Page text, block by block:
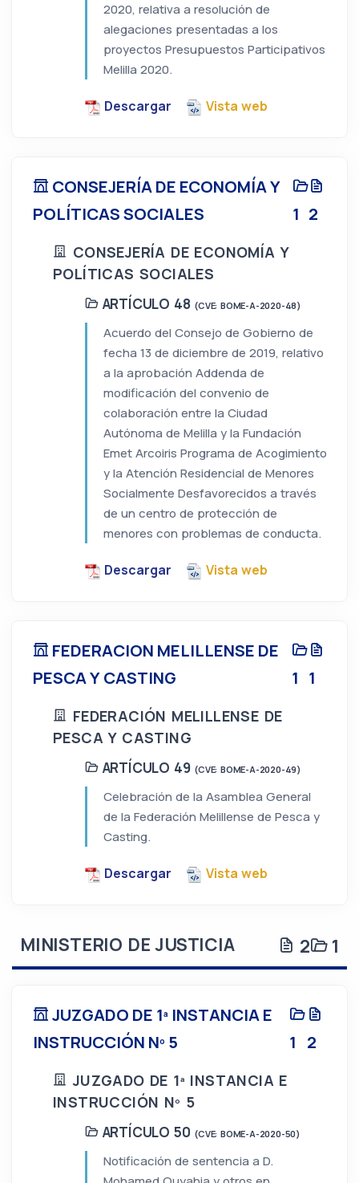
2020, relativa a resolución de
alegaciones presentadas a los
proyectos Presupuestos Participativos
Melilla 2020.
Descargar Vista web
CONSEJERÍA DE ECONOMÍA Y
POLÍTICAS SOCIALES
1 2
CONSEJERÍA DE ECONOMÍA Y
POLÍTICAS SOCIALES
ARTÍCULO 48 (CVE: BOME-A-2020-48)
Acuerdo del Consejo de Gobierno de
fecha 13 de diciembre de 2019, relativo
a la aprobación Addenda de
modificación del convenio de
colaboración entre la Ciudad
Autónoma de Melilla y la Fundación
Emet Arcoiris Programa de Acogimiento
y la Atención Residencial de Menores
Socialmente Desfavorecidos a través
de un centro de protección de
menores con problemas de conducta.
Descargar Vista web
FEDERACION MELILLENSE DE
PESCA Y CASTING
1 1
FEDERACIÓN MELILLENSE DE
PESCA Y CASTING
ARTÍCULO 49 (CVE: BOME-A-2020-49)
Celebración de la Asamblea General
de la Federación Melillense de Pesca y
Casting.
Descargar Vista web
MINISTERIO DE JUSTICIA 2 1
JUZGADO DE 1ª INSTANCIA E
INSTRUCCIÓN Nº 5
1 2
JUZGADO DE 1ª INSTANCIA E
INSTRUCCIÓN Nº 5
ARTÍCULO 50 (CVE: BOME-A-2020-50)
Notificación de sentencia a D.